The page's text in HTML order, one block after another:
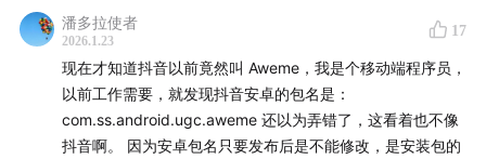
房产资讯 APP 的首页
潘多拉使者
2026.1.23
17
现在才知道抖音以前竟然叫 Aweme，我是个移动端程序员，
以前工作需要，就发现抖音安卓的包名是：
com.ss.android.ugc.aweme 还以为弄错了，这看着也不像
抖音啊。 因为安卓包名只要发布后是不能修改，是安装包的